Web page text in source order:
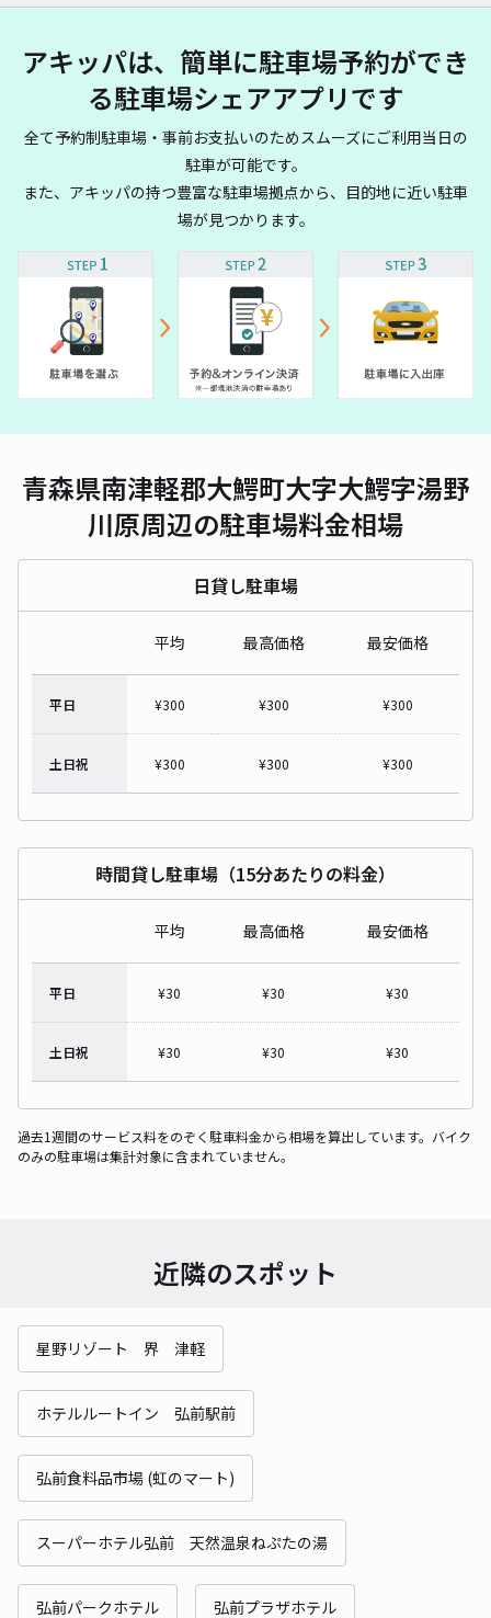
アキッパは、簡単に駐車場予約ができ
る駐車場シェアアプリです
全て予約制駐車場・事前お支払いのためスムーズにご利用当日の
駐車が可能です。
また、アキッパの持つ豊富な駐車場拠点から、目的地に近い駐車
場が見つかります。
青森県南津軽郡大鰐町大字大鰐字湯野
川原周辺の駐車場料金相場
日貸し駐車場
平均 最高価格 最安価格
平日 ¥300 ¥300 ¥300
土日祝 ¥300 ¥300 ¥300
時間貸し駐車場（15分あたりの料金）
平均 最高価格 最安価格
平日 ¥30 ¥30 ¥30
土日祝 ¥30 ¥30 ¥30
過去1週間のサービス料をのぞく駐車料金から相場を算出しています。バイク
のみの駐車場は集計対象に含まれていません。
近隣のスポット
星野リゾート 界 津軽
ホテルルートイン 弘前駅前
弘前食料品市場 (虹のマート)
スーパーホテル弘前 天然温泉ねぷたの湯
弘前パークホテル 弘前プラザホテル